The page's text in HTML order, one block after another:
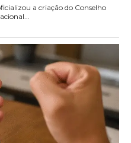
a criação do Conselho